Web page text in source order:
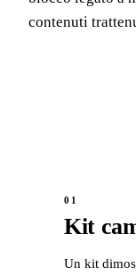
contenuti
01
Kit
Un kit